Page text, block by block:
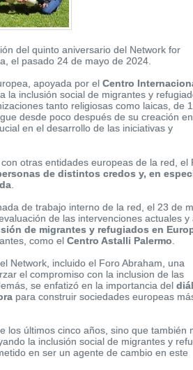
del quinto aniversario del Network for
el pasado 24 de mayo de 2024.
apoyada por el Centro
la inclusión social de migrantes y
tanto religiosas como laicas, de
desde poco después de su creación
en el desarrollo de las iniciativas y
shares the same attributes as the other
the wrist by a black rubber strap.
otras entidades europeas de la red, el
de distintos credos y, en
de trabajo interno de la red, el 23 de
de las intervenciones actuales y
de migrantes y refugiados en
como el Centro Astalli Palermo
Network, incluido el Foro Abraham, una
el compromiso con la inclusion de las
se enfatizó en la importancia del
para construir sociedades europeas
los últimos cinco años, sino que también
la inclusión social de migrantes y
en ser un agente de cambio en este